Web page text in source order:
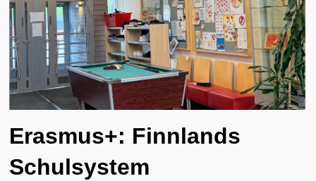
Erasmus+: Finnlands
Schulsystem